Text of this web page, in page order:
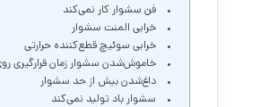
فن سشوار کار نمی‌کند
خرابی المنت سشوار
خرابی سوئیچ قطع‌کننده حرارتی
خاموش‌شدن سشوار زمان قرارگیری
داغ‌شدن بیش از حد سشوار
سشوار باد تولید نمی‌کند